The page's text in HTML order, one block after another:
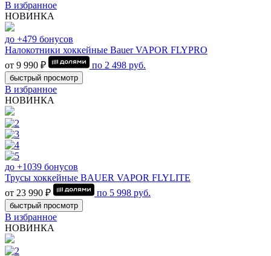
В избранное
НОВИНКА
до +479 бонусов
Налокотники хоккейные Bauer VAPOR FLYPRO
от 9 990 ₽
по 2 498 руб.
быстрый просмотр
В избранное
НОВИНКА
до +1039 бонусов
Трусы хоккейные BAUER VAPOR FLYLITE
от 23 990 ₽
по 5 998 руб.
быстрый просмотр
В избранное
НОВИНКА